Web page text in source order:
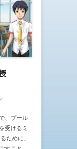
、プール
受けるミ
ために、